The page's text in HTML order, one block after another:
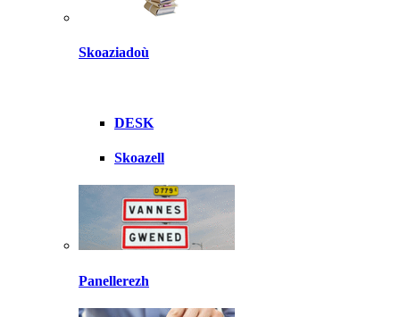
Skoaziadoù
DESK
Skoazell
Panellerezh